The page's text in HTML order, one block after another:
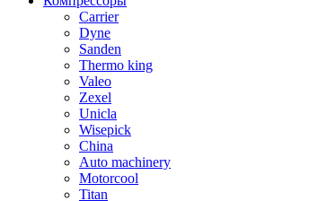
Carrier
Dyne
Sanden
Thermo king
Valeo
Zexel
Unicla
Wisepick
China
Auto machinery
Motorcool
Titan